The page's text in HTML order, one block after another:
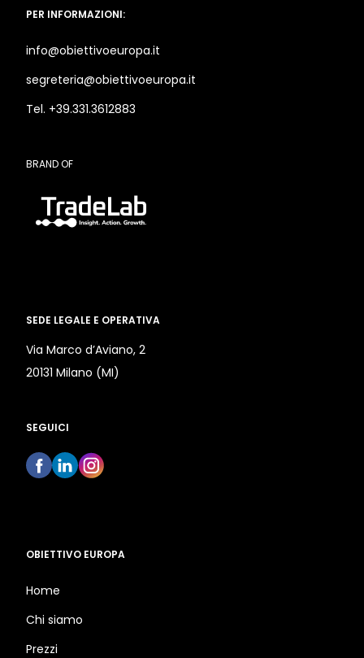
PER INFORMAZIONI:
info@obiettivoeuropa.it
segreteria@obiettivoeuropa.it
Tel. +39.331.3612883
BRAND OF
SEDE LEGALE E OPERATIVA
Via Marco d’Aviano, 2
20131 Milano (MI)
SEGUICI
OBIETTIVO EUROPA
Home
Chi siamo
Prezzi